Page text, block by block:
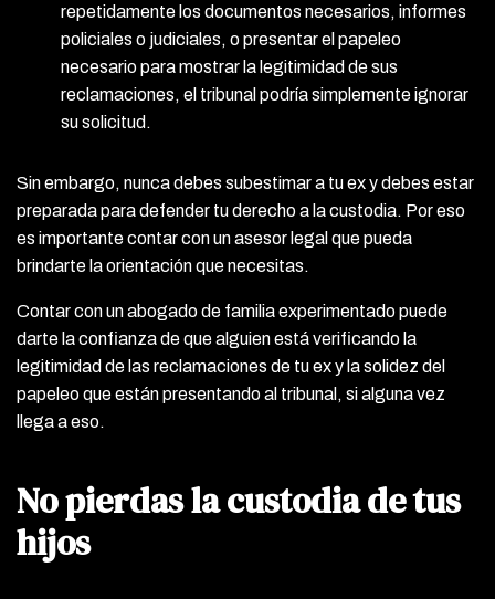
repetidamente los documentos necesarios, informes
policiales o judiciales, o presentar el papeleo
necesario para mostrar la legitimidad de sus
reclamaciones, el tribunal podría simplemente ignorar
su solicitud.
Sin embargo, nunca debes subestimar a tu ex y debes estar
preparada para defender tu derecho a la custodia. Por eso
es importante contar con un asesor legal que pueda
brindarte la orientación que necesitas.
Contar con un abogado de familia experimentado puede
darte la confianza de que alguien está verificando la
legitimidad de las reclamaciones de tu ex y la solidez del
papeleo que están presentando al tribunal, si alguna vez
llega a eso.
No pierdas la custodia de tus
hijos